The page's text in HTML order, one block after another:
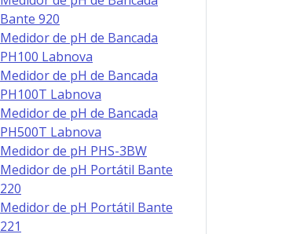
Bante 920
Medidor de pH de Bancada
PH100 Labnova
Medidor de pH de Bancada
PH100T Labnova
Medidor de pH de Bancada
PH500T Labnova
Medidor de pH PHS-3BW
Medidor de pH Portátil Bante
220
Medidor de pH Portátil Bante
221